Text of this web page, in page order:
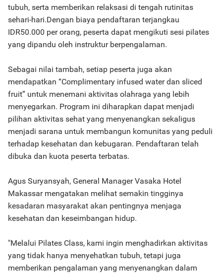
tubuh, serta memberikan relaksasi di tengah rutinitas
sehari-hari.Dengan biaya pendaftaran terjangkau
IDR50.000 per orang, peserta dapat mengikuti sesi pilates
yang dipandu oleh instruktur berpengalaman.
Sebagai nilai tambah, setiap peserta juga akan
mendapatkan “Complimentary infused water dan sliced
fruit” untuk menemani aktivitas olahraga yang lebih
menyegarkan. Program ini diharapkan dapat menjadi
pilihan aktivitas sehat yang menyenangkan sekaligus
menjadi sarana untuk membangun komunitas yang peduli
terhadap kesehatan dan kebugaran. Pendaftaran telah
dibuka dan kuota peserta terbatas.
Agus Suryansyah, General Manager Vasaka Hotel
Makassar mengatakan melihat semakin tingginya
kesadaran masyarakat akan pentingnya menjaga
kesehatan dan keseimbangan hidup.
"Melalui Pilates Class, kami ingin menghadirkan aktivitas
yang tidak hanya menyehatkan tubuh, tetapi juga
memberikan pengalaman yang menyenangkan dalam